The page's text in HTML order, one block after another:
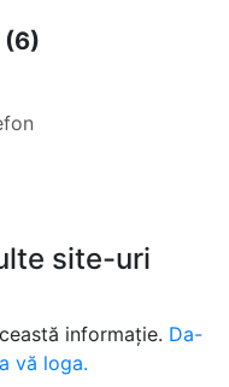
(6)
site-uri
informație. Da-
vă loga.